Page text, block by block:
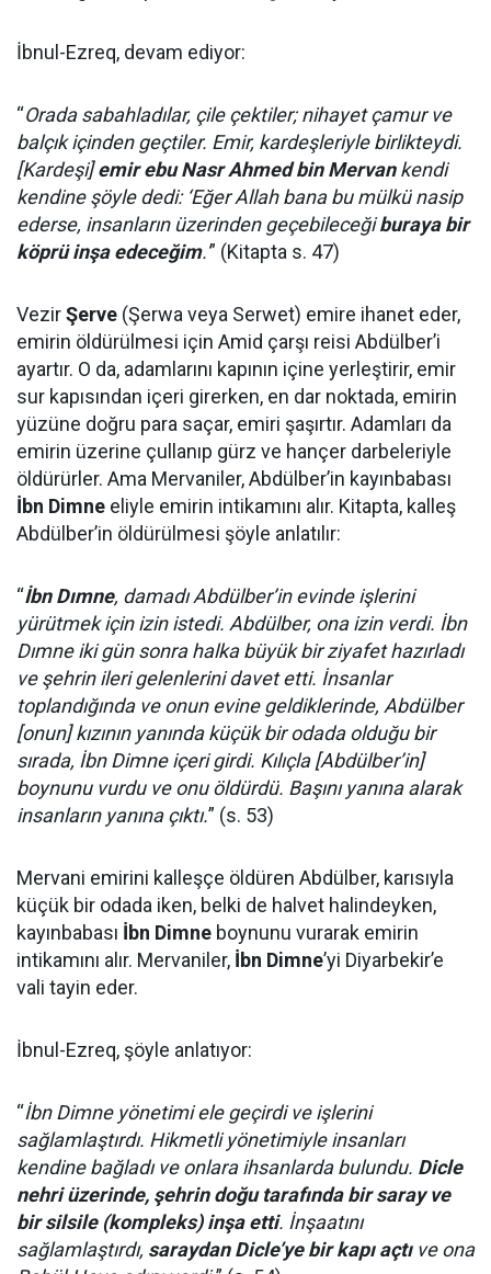
İbnul-Ezreq, devam ediyor:
“Orada sabahladılar, çile çektiler; nihayet çamur ve
balçık içinden geçtiler. Emir, kardeşleriyle birlikteydi.
[Kardeşi]emir ebu Nasr Ahmed bin Mervankendi
kendine şöyle dedi: ‘Eğer Allah bana bu mülkü nasip
ederse, insanların üzerinden geçebileceğiburaya bir
köprü inşa edeceğim.'” (Kitapta s. 47)
VezirŞerve (Şerwa veya Serwet) emire ihanet eder,
emirin öldürülmesi için Amid çarşı reisi Abdülber’i
ayartır. O da, adamlarını kapının içine yerleştirir, emir
sur kapısından içeri girerken, en dar noktada, emirin
yüzüne doğru para saçar, emiri şaşırtır. Adamları da
emirin üzerine çullanıp gürz ve hançer darbeleriyle
öldürürler. Ama Mervaniler, Abdülber’in kayınbabası
İbn Dimne eliyle emirin intikamını alır. Kitapta, kalleş
Abdülber’in öldürülmesi şöyle anlatılır:
“İbn Dımne, damadı Abdülber’in evinde işlerini
yürütmek için izin istedi. Abdülber, ona izin verdi. İbn
Dımne iki gün sonra halka büyük bir ziyafet hazırladı
ve şehrin ileri gelenlerini davet etti. İnsanlar
toplandığında ve onun evine geldiklerinde, Abdülber
[onun] kızının yanında küçük bir odada olduğu bir
sırada, İbn Dimne içeri girdi. Kılıçla [Abdülber’in]
boynunu vurdu ve onu öldürdü. Başını yanına alarak
insanların yanına çıktı.” (s. 53)
Mervani emirini kalleşçe öldüren Abdülber, karısıyla
küçük bir odada iken, belki de halvet halindeyken,
kayınbabası İbn Dimne boynunu vurarak emirin
intikamını alır. Mervaniler, İbn Dimne’yi Diyarbekir’e
vali tayin eder.
İbnul-Ezreq, şöyle anlatıyor:
“İbn Dimne yönetimi ele geçirdi ve işlerini
sağlamlaştırdı. Hikmetli yönetimiyle insanları
kendine bağladı ve onlara ihsanlarda bulundu. Dicle
nehri üzerinde, şehrin doğu tarafında bir saray ve
bir silsile (kompleks) inşa etti. İnşaatını
sağlamlaştırdı, saraydan Dicle’ye bir kapı açtıve ona